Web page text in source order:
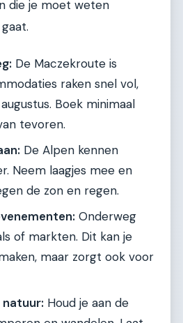
die je moet weten
De Maczekroute is
raken snel vol,
Boek minimaal
tevoren.
De Alpen kennen
Neem laagjes mee en
de zon en regen.
Onderweg
of markten. Dit kan je
maar zorgt ook voor
natuur: Houd je aan de